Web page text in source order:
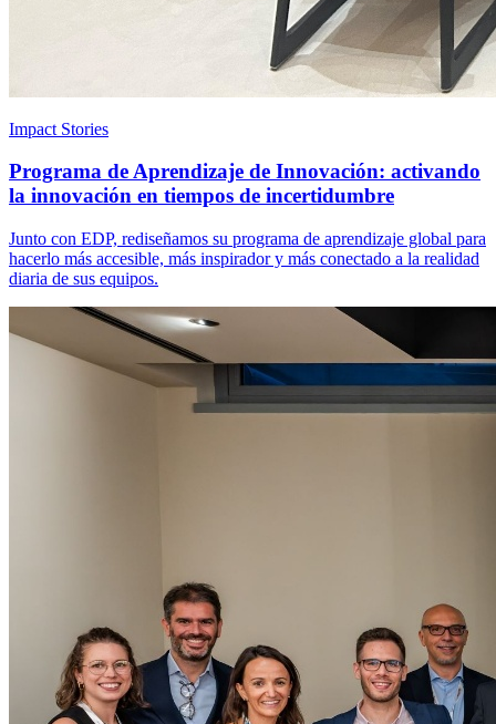
Impact Stories
Programa de Aprendizaje de Innovación: activando
la innovación en tiempos de incertidumbre
Junto con EDP, rediseñamos su programa de aprendizaje global para
hacerlo más accesible, más inspirador y más conectado a la realidad
diaria de sus equipos.